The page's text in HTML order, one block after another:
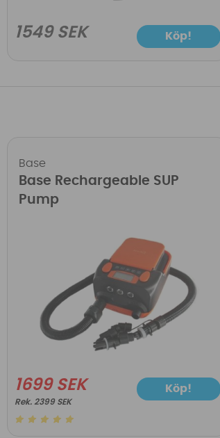
1549 SEK Köp!
Base
Base Rechargeable SUP
Pump
1699 SEK
2399 SEK
Köp!